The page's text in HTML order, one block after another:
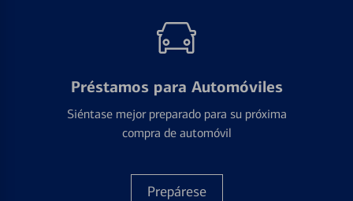
Préstamos para Automóviles
Siéntase mejor preparado para su próxima
compra de automóvil
Prepárese